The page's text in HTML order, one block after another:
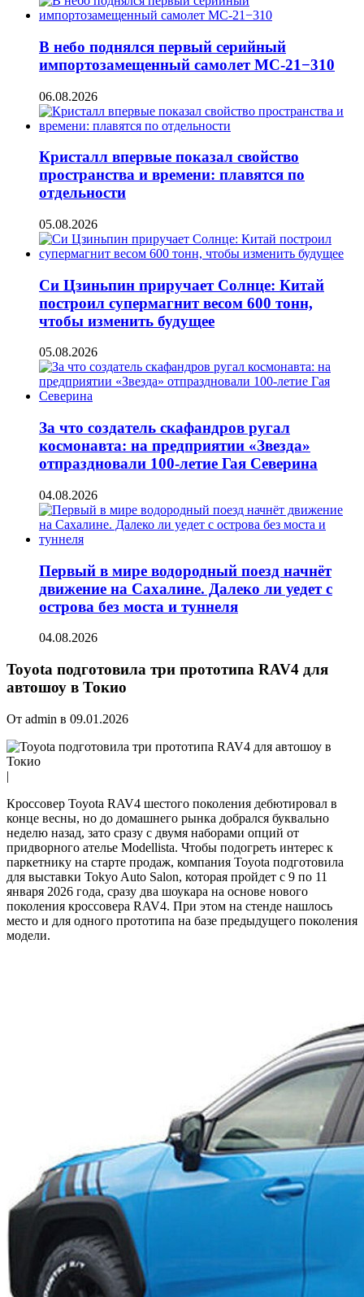
В небо поднялся первый серийный
импортозамещенный самолет МС-21−310
06.08.2026
Кристалл впервые показал свойство
пространства и времени: плавятся по
отдельности
05.08.2026
Си Цзиньпин приручает Солнце: Китай
построил супермагнит весом 600 тонн,
чтобы изменить будущее
05.08.2026
За что создатель скафандров ругал
космонавта: на предприятии «Звезда»
отпраздновали 100-летие Гая Северина
04.08.2026
Первый в мире водородный поезд начнёт
движение на Сахалине. Далеко ли уедет с
острова без моста и туннеля
04.08.2026
Toyota подготовила три прототипа RAV4 для
автошоу в Токио
От admin в 09.01.2026
|
Кроссовер Toyota RAV4 шестого поколения дебютировал в
конце весны, но до домашнего рынка добрался буквально
неделю назад, зато сразу с двумя наборами опций от
придворного ателье Modellista. Чтобы подогреть интерес к
паркетнику на старте продаж, компания Toyota подготовила
для выставки Tokyo Auto Salon, которая пройдет с 9 по 11
января 2026 года, сразу два шоукара на основе нового
поколения кроссовера RAV4. При этом на стенде нашлось
место и для одного прототипа на базе предыдущего поколения
модели.